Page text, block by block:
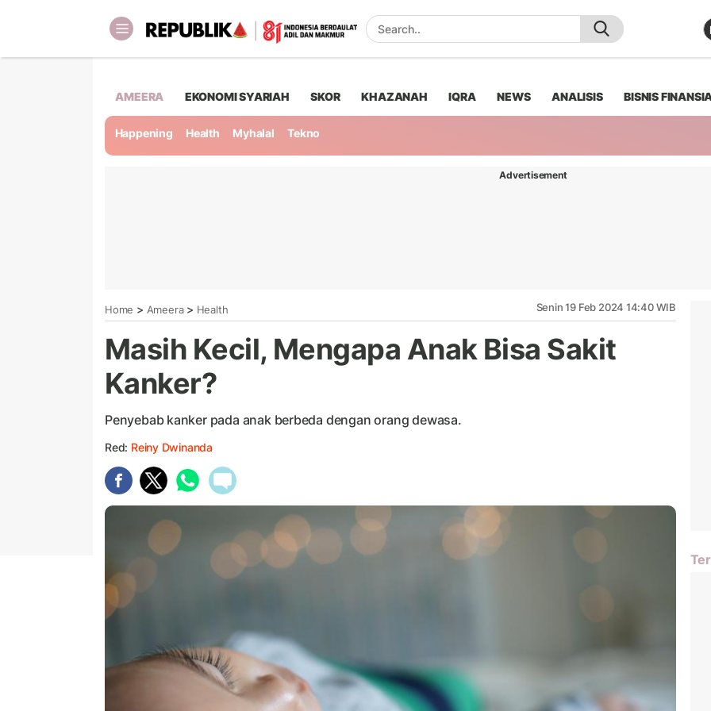
AMEERA EKONOMI SYARIAH SKOR KHAZANAH IQRA NEWS ANALISIS BISNIS
Happening Health Myhalal Tekno
Advertisement
Home > Ameera> Health Senin 19 Feb 2024 14:40 WIB
Masih Kecil, Mengapa Anak Bisa Sakit
Kanker?
Penyebab kanker pada anak berbeda dengan orang dewasa.
Red: Reiny Dwinanda